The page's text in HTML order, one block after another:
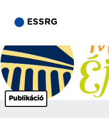
ESSRG
Publikáció